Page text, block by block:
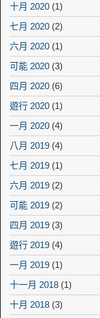
十月 2020 (1)
七月 2020 (2)
六月 2020 (1)
可能 2020 (3)
四月 2020 (6)
遊行 2020 (1)
一月 2020 (4)
八月 2019 (4)
七月 2019 (1)
六月 2019 (2)
可能 2019 (2)
四月 2019 (3)
遊行 2019 (4)
一月 2019 (1)
十一月 2018 (1)
十月 2018 (3)